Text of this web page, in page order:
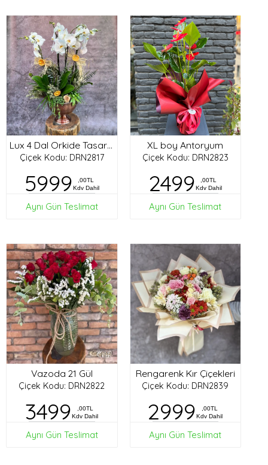
Lux 4 Dal Orkide Tasarım
Çiçek Kodu: DRN2817
5999
,00TL
Kdv Dahil
Aynı Gün Teslimat
XL boy Antoryum
Çiçek Kodu: DRN2823
2499
,00TL
Kdv Dahil
Aynı Gün Teslimat
Vazoda 21 Gül
Çiçek Kodu: DRN2822
3499
,00TL
Kdv Dahil
Aynı Gün Teslimat
Rengarenk Kır Çiçekleri
Çiçek Kodu: DRN2839
2999
,00TL
Kdv Dahil
Aynı Gün Teslimat